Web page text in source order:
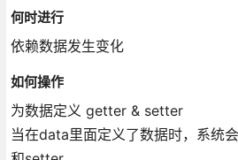
何时进行
依赖数据发生变化
如何操作
为数据定义 getter & setter
当在data里面定义了数据时，系统